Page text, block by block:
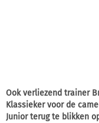
Ook verliezend trainer
Klassieker voor de
Junior terug te blikken